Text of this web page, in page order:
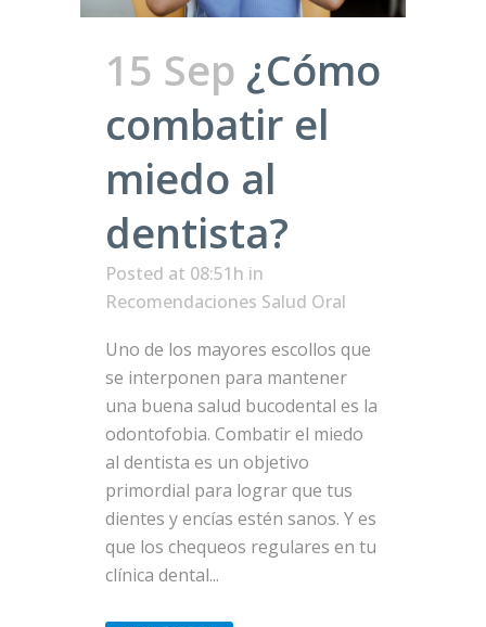
15 Sep ¿Cómo
combatir el
miedo al
dentista?
Posted at 08:51h in
Recomendaciones Salud Oral
Uno de los mayores escollos que
se interponen para mantener
una buena salud bucodental es la
odontofobia. Combatir el miedo
al dentista es un objetivo
primordial para lograr que tus
dientes y encías estén sanos. Y es
que los chequeos regulares en tu
clínica dental...